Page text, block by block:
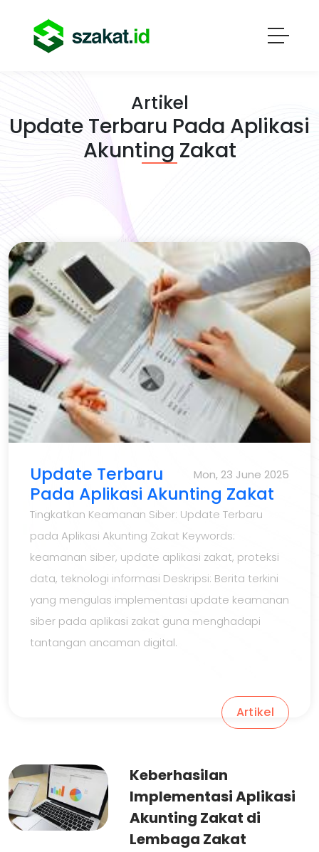
Artikel
Update Terbaru Pada Aplikasi
Akunting Zakat
Mon, 23 June 2025
Update Terbaru
Pada Aplikasi Akunting Zakat
Tingkatkan Keamanan Siber: Update Terbaru
pada Aplikasi Akunting Zakat Keywords:
keamanan siber, update aplikasi zakat, proteksi
data, teknologi informasi Deskripsi: Berita terkini
yang mengulas implementasi update keamanan
siber pada aplikasi zakat guna menghadapi
tantangan ancaman digital.
Artikel
Keberhasilan
Implementasi Aplikasi
Akunting Zakat di
Lembaga Zakat